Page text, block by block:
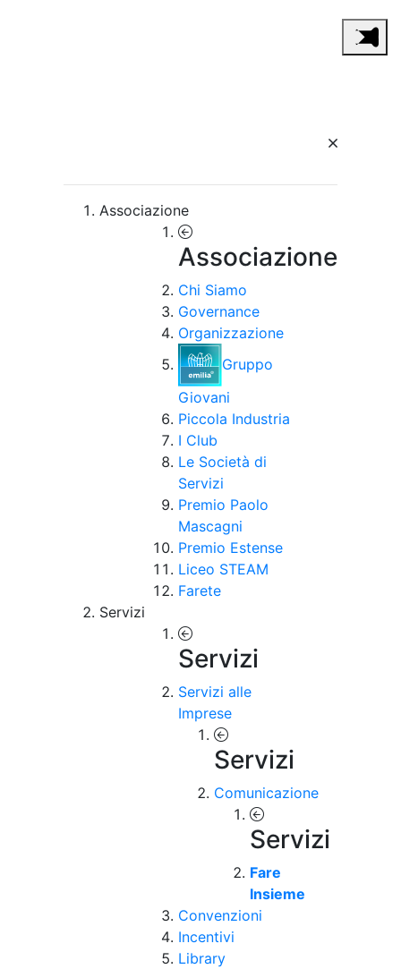
Associazione
Associazione
Chi Siamo
Governance
Organizzazione
Gruppo
Giovani
Piccola Industria
I Club
Le Società di
Servizi
Premio Paolo
Mascagni
Premio Estense
Liceo STEAM
Farete
Servizi
Servizi
Servizi alle
Imprese
Servizi
Comunicazione
Servizi
Fare
Insieme
Convenzioni
Incentivi
Library